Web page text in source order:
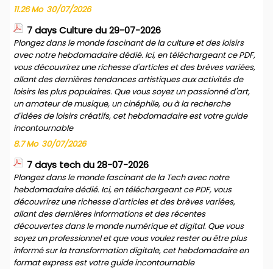
11.26 Mo 30/07/2026
7 days Culture du 29-07-2026
Plongez dans le monde fascinant de la culture et des loisirs
avec notre hebdomadaire dédié. Ici, en téléchargeant ce PDF,
vous découvrirez une richesse d'articles et des brèves variées,
allant des dernières tendances artistiques aux activités de
loisirs les plus populaires. Que vous soyez un passionné d'art,
un amateur de musique, un cinéphile, ou à la recherche
d'idées de loisirs créatifs, cet hebdomadaire est votre guide
incontournable
8.7 Mo 30/07/2026
7 days tech du 28-07-2026
Plongez dans le monde fascinant de la Tech avec notre
hebdomadaire dédié. Ici, en téléchargeant ce PDF, vous
découvrirez une richesse d'articles et des brèves variées,
allant des dernières informations et des récentes
découvertes dans le monde numérique et digital. Que vous
soyez un professionnel et que vous voulez rester ou être plus
informé sur la transformation digitale, cet hebdomadaire en
format express est votre guide incontournable